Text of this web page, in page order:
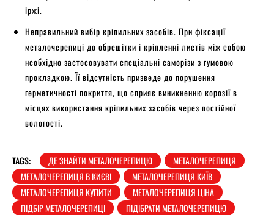
іржі.
Неправильний вибір кріпильних засобів. При фіксації
металочерепиці до обрешітки і кріпленні листів між собою
необхідно застосовувати спеціальні саморізи з гумовою
прокладкою. Її відсутність призведе до порушення
герметичності покриття, що сприяє виникненню корозії в
місцях використання кріпильних засобів через постійної
вологості.
TAGS: ДЕ ЗНАЙТИ МЕТАЛОЧЕРЕПИЦЮ
МЕТАЛОЧЕРЕПИЦЯ
МЕТАЛОЧЕРЕПИЦЯ В КИЄВІ
МЕТАЛОЧЕРЕПИЦЯ КИЇВ
МЕТАЛОЧЕРЕПИЦЯ КУПИТИ
МЕТАЛОЧЕРЕПИЦЯ ЦІНА
ПІДБІР МЕТАЛОЧЕРЕПИЦІ
ПІДІБРАТИ МЕТАЛОЧЕРЕПИЦЮ